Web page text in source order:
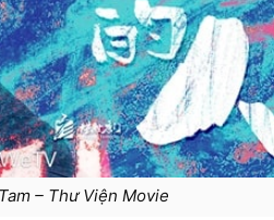
– Thư Viện Movie